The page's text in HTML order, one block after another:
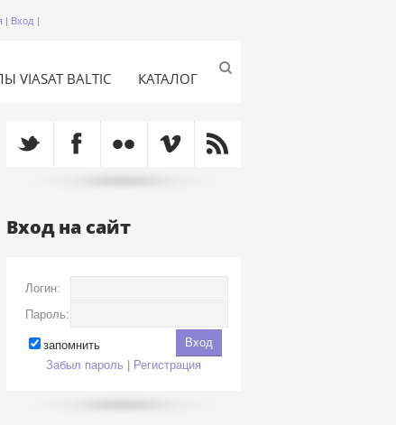
| Вход |
VIASAT BALTIC КАТАЛОГ
Вход на сайт
Логин:
Пароль:
запомнить
Забыл пароль
Регистрация